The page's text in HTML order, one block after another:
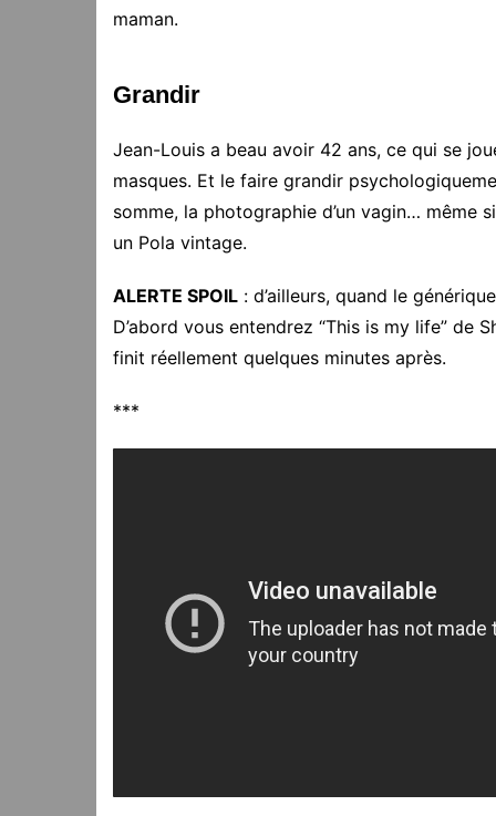
maman.
Grandir
Jean-Louis a beau avoir 42 ans, ce qui se
masques. Et le faire grandir
somme, la photographie d’un vagin… même
un Pola vintage.
ALERTE SPOIL : d’ailleurs, quand le
D’abord vous entendrez “This is my life” de
finit réellement quelques minutes après.
***